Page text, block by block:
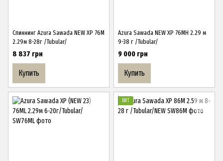
Спиннинг Azura Sawada NEW XP 76M
2.29м 8-28г /Tubular/
8 837 грн
Купить
Azura Sawada NEW XP 76MH 2.29 м
9-38 г /Tubular/
9 000 грн
Купить
ХИТ